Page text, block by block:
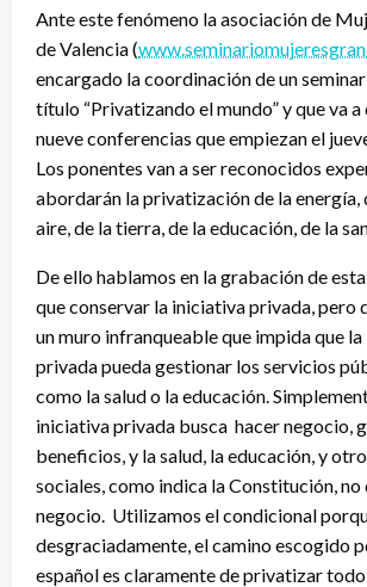
Ante este fenómeno la asociación de
de Valencia (
encargado la coordinación de un
título “Privatizando el mundo” y que va
nueve conferencias que empiezan el
Los ponentes van a ser reconocidos
abordarán la privatización de la energía,
aire, de la tierra, de la educación, de la
De ello hablamos en la grabación de
que conservar la iniciativa privada, pero
un muro infranqueable que impida que
privada pueda gestionar los servicios
como la salud o la educación.
iniciativa privada busca hacer negocio,
beneficios, y la salud, la educación, y
sociales, como indica la Constitución, no
negocio. Utilizamos el condicional
desgraciadamente, el camino escogido
español es claramente de privatizar